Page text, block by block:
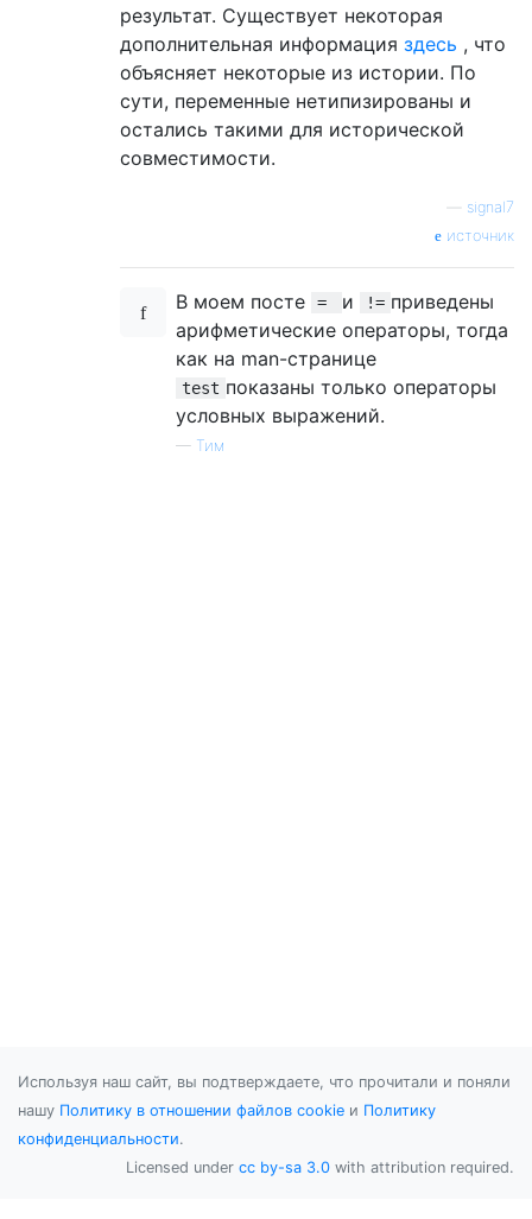
результат. Существует некоторая
дополнительная информация здесь , что
объясняет некоторые из истории. По
сути, переменные нетипизированы и
остались такими для исторической
совместимости.
signal7
источник
В моем посте = и != приведены
арифметические операторы, тогда
как на man-странице
test показаны только операторы
условных выражений.
— Тим
Используя наш сайт, вы подтверждаете, что прочитали и поняли
нашу Политику в отношении файлов cookie и Политику
конфиденциальности.
Licensed under cc by-sa 3.0 with attribution required.